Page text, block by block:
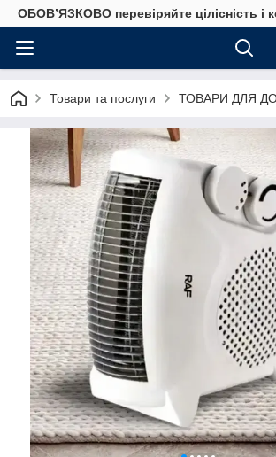
ОБОВ’ЯЗКОВО перевіряйте цілісність
Товари та послуги ТОВАРИ ДЛЯ